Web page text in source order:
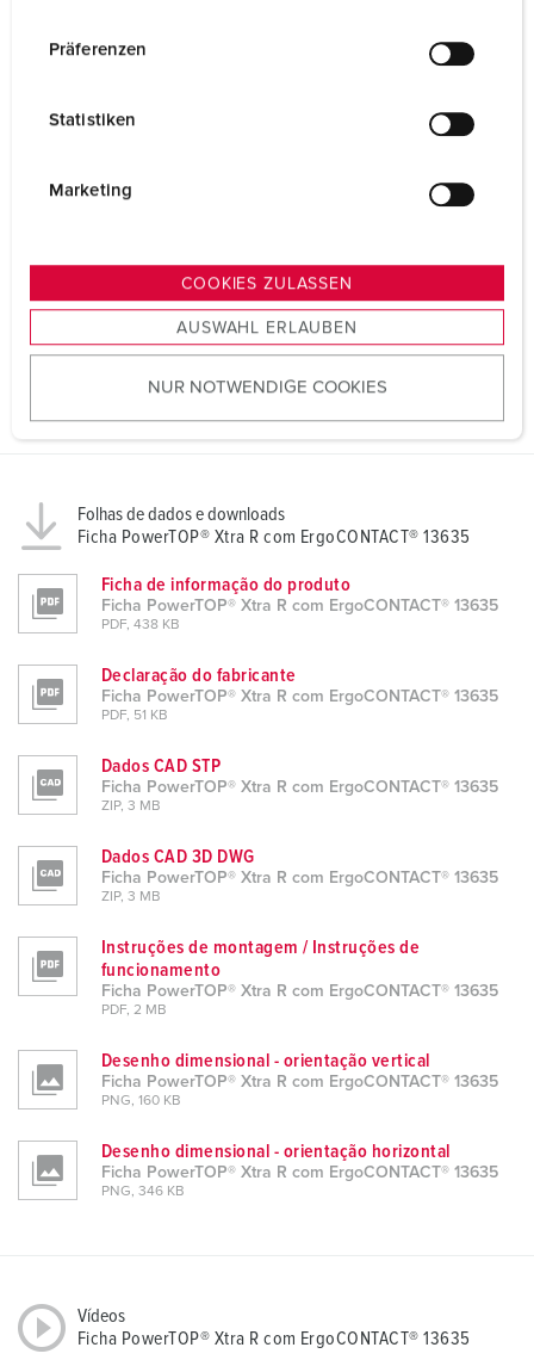
s
u
w
Präferenzen
Statistiken
Marketing
COOKIES ZULASSEN
AUSWAHL ERLAUBEN
NUR NOTWENDIGE COOKIES
Folhas de dados e downloads
Ficha PowerTOP® Xtra R com ErgoCONTACT® 13635
Ficha de informação do produto
Ficha PowerTOP® Xtra R com ErgoCONTACT® 13635
PDF, 438 KB
Declaração do fabricante
Ficha PowerTOP® Xtra R com ErgoCONTACT® 13635
PDF, 51 KB
Dados CAD STP
Ficha PowerTOP® Xtra R com ErgoCONTACT® 13635
ZIP, 3 MB
Dados CAD 3D DWG
Ficha PowerTOP® Xtra R com ErgoCONTACT® 13635
ZIP, 3 MB
Instruções de montagem / Instruções de
funcionamento
Ficha PowerTOP® Xtra R com ErgoCONTACT® 13635
PDF, 2 MB
Desenho dimensional - orientação vertical
Ficha PowerTOP® Xtra R com ErgoCONTACT® 13635
PNG, 160 KB
Desenho dimensional - orientação horizontal
Ficha PowerTOP® Xtra R com ErgoCONTACT® 13635
PNG, 346 KB
Vídeos
Ficha PowerTOP® Xtra R com ErgoCONTACT® 13635